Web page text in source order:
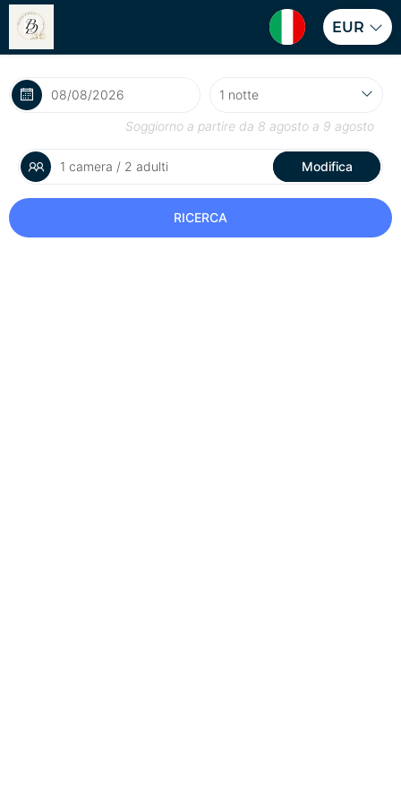
EUR
Soggiorno a partire da 8 agosto a 9 agosto
1 camera / 2 adulti Modifica